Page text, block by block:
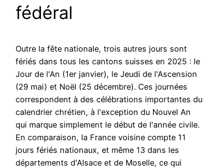
fédéral
Outre la fête nationale, trois autres jours sont
fériés dans tous les cantons suisses en 2025 : le
Jour de l'An (1er janvier), le Jeudi de l'Ascension
(29 mai) et Noël (25 décembre). Ces journées
correspondent à des célébrations importantes du
calendrier chrétien, à l'exception du Nouvel An
qui marque simplement le début de l'année civile.
En comparaison, la France voisine compte 11
jours fériés nationaux, et même 13 dans les
départements d'Alsace et de Moselle, ce qui